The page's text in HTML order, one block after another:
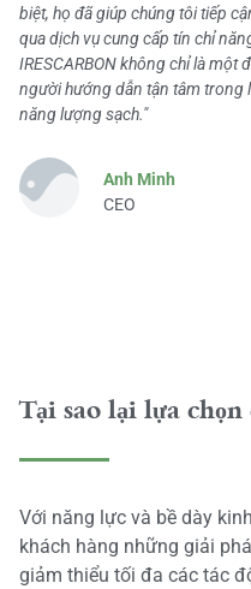
biệt, họ đã giúp chúng tôi tiếp
qua dịch vụ cung cấp tín chỉ
IRESCARBON không chỉ là một
người hướng dẫn tận tâm trong
năng lượng sạch."
Anh Minh
CEO
Tại sao lại lựa
Với năng lực và bề dày
khách hàng những giải
giảm thiểu tối đa các tác